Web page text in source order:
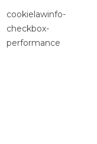
cookielawinfo-
checkbox-
performance